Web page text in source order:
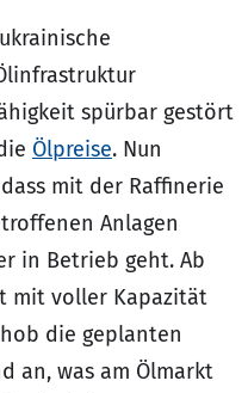
spürbar gestört
Ölpreise. Nun
mit der Raffinerie
Anlagen
in Betrieb geht. Ab
mit voller Kapazität
die geplanten
an, was am Ölmarkt